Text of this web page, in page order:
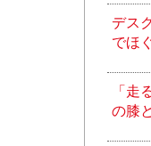
デス
でほ
「走
の膝